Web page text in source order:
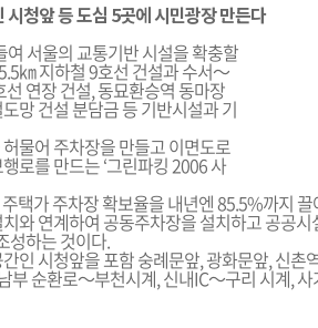
시청앞 등 도심 5곳에 시민광장 만든다
서울의 교통기반 시설을 확충할
㎞ 지하철 9호선 건설과 수서～
연장 건설, 동묘환승역 동마장
망 건설 분담금 등 기반시설과 기
물어 주차장을 만들고 이면도로
로를 만드는 ‘그린파킹 2006 사
택가 주차장 확보율을 내년엔 85.5%까지
와 연계하여 공동주차장을 설치하고 공공
성하는 것이다.
인 시청앞을 포함 숭례문앞, 광화문앞, 신촌
부 순환로～부천시계, 신내IC～구리 시계,